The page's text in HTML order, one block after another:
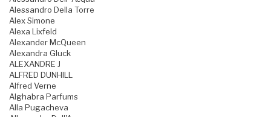
Alessandro Della Torre
Alex Simone
Alexa Lixfeld
Alexander McQueen
Alexandra Gluck
ALEXANDRE J
ALFRED DUNHILL
Alfred Verne
Alghabra Parfums
Alla Pugacheva